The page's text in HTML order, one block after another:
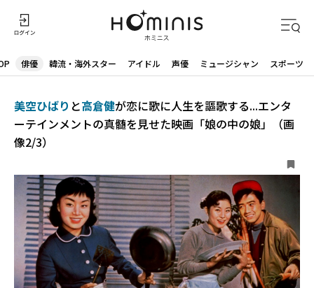
俳優 韓流・海外スター アイドル 声優 ミュージシャン スポーツ
美空ひばり と高倉健が恋に歌に人生を謳歌する...エンタ
ーテインメントの真髄を見せた映画「娘の中の娘」（画
像2/3）